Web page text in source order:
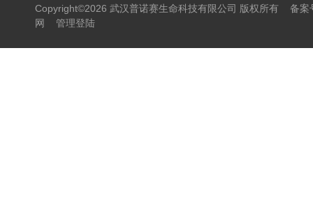
Copyright©2026 武汉普诺赛生命科技有限公司 版权所有 备案
网
管理登陆